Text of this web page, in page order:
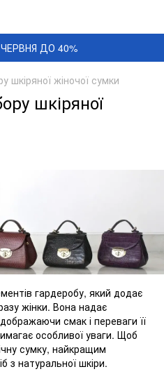
ДО 40%
шкіряної жіночої сумки
шкіряної
гардеробу, який додає
жінки. Вона надає
смак і переваги її
особливої уваги. Щоб
сумку, найкращим
з натуральної шкіри.